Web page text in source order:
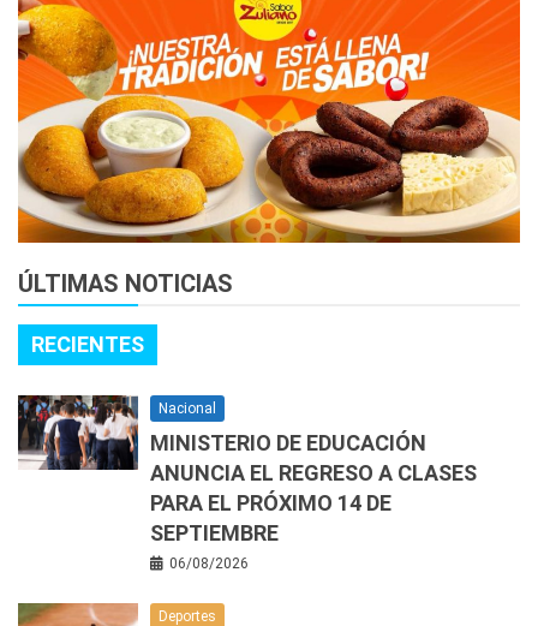
ÚLTIMAS NOTICIAS
RECIENTES
Nacional
MINISTERIO DE EDUCACIÓN
ANUNCIA EL REGRESO A CLASES
PARA EL PRÓXIMO 14 DE
SEPTIEMBRE
06/08/2026
Deportes